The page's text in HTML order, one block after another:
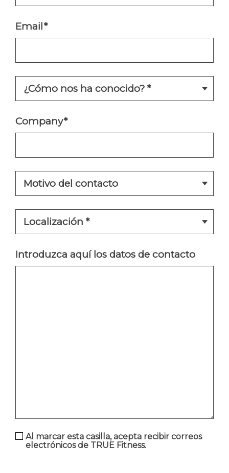
Email*
Company*
Introduzca aquí los datos de contacto
Al marcar esta casilla, acepta recibir correos
electrónicos de TRUE Fitness.